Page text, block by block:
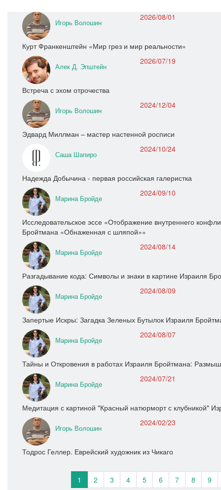
Игорь Волошин
2026/08/01
Курт Франкенштейн «Мир грез и мир реальности»
Алек Д. Эпштейн
2026/07/19
Встреча с эхом отрочества
Игорь Волошин
2024/12/04
Эдвард Миллман – мастер настенной росписи
Саша Шапиро
2024/10/24
Надежда Добычина - первая российская галеристка
Марина Бройде
2024/09/10
Исследовательское эссе «Отображение внутреннего
Бройтмана «Обнаженная с шляпой»»
Марина Бройде
2024/08/14
Разгадывание кода: Символы и знаки в картине Израиля
Марина Бройде
2024/08/09
Запертые Искры: Загадка Зеленых Бутылок Израиля
Марина Бройде
2024/08/07
Тайны и Откровения в работах Израиля Бройтмана:
Марина Бройде
2024/07/21
Медитация с картиной "Красный натюрморт с клубникой"
Игорь Волошин
2024/02/23
Тодрос Геллер. Еврейский художник из Чикаго
1 2 3 4 5 6 7 8 9